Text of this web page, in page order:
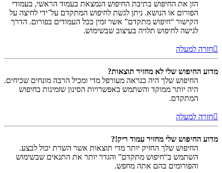
הזן את החיפוש בתיבת החיפוש הנמצאת בעמוד הראשי, בעמודי
הפורום או הנושא. ניתן לגשת לחיפוש המתקדם על־ידי לחיצה על
הקישור “חיפוש מתקדם” אשר זמין בכל העמודים בפורום. הדרך
לגישה לחיפוש תלויה בעיצוב שבשימוש.
חזרה למעלה
מדוע החיפוש שלי לא מחזיר תוצאות?
החיפוש שלך היה כנראה מעורפל מדי ומכיל הרבה מונחים שכיחים.
היה יותר ממוקד והשתמש באפשרויות הסינון שזמינות בחיפוש
המתקדם.
חזרה למעלה
מדוע החיפוש שלי מחזיר עמוד ריק!?
החיפוש שלך החזיק יותר מדי תוצאות אשר השרת יכול לבצע.
השתמש ב“חיפוש מתקדם” והגדר יותר את התנאים שבשימוש
והפורומים בהם אתה מחפש.